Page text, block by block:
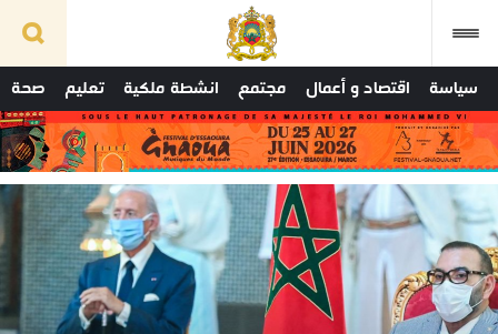
سياسة اقتصاد و أعمال مجتمع انشطة ملكية تعليم صحة